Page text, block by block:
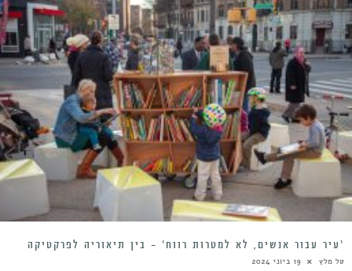
‘עיר עבור אנשים, לא למטרות רווח’ – בין תיאוריה לפרקטיקה
טל מלץ 19 ביוני 2024